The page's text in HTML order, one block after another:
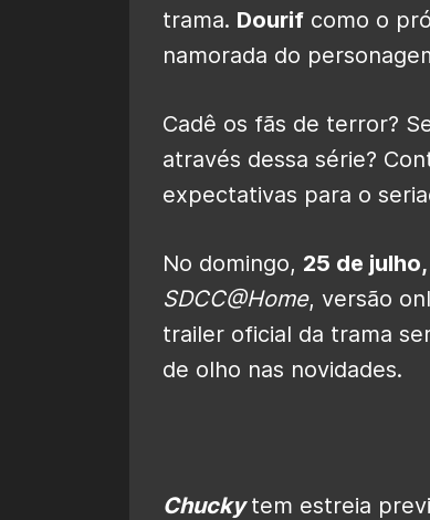
trama. Dourif como o
namorada do
Cadê os fãs de terror?
através dessa série?
expectativas para o
No domingo, 25 de julho,
SDCC@Home, versão
trailer oficial da trama
de olho nas novidades.
Chucky tem estreia